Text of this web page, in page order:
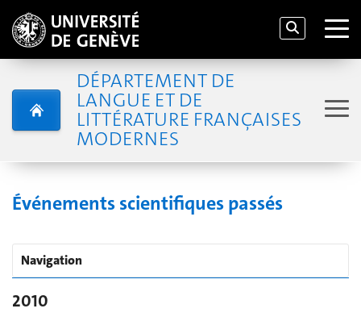
DÉPARTEMENT DE
LANGUE ET DE
LITTÉRATURE FRANÇAISES
MODERNES
Événements scientifiques passés
Navigation
2010